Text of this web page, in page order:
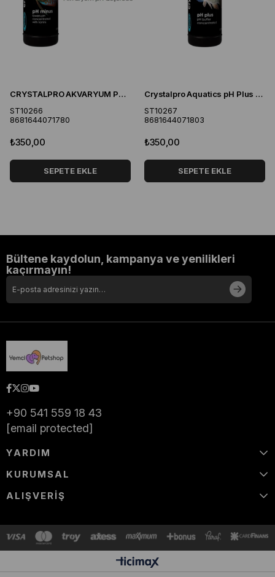
CRYSTALPRO AKVARYUM PH DÜŞÜRÜCÜ
ST10266
8681644071780
₺350,00
SEPETE EKLE
Crystalpro Aquatics pH Plus Akvaryum pH Yükseltici ve kH Tamponu Tatlı Su Deniz Akvaryumu 125 ml
ST10267
8681644071803
₺350,00
SEPETE EKLE
Bültene kaydolun, kampanya ve yenilikleri
kaçırmayın!
+90 541 559 18 43
[email protected]
YARDIM
KURUMSAL
ALIŞVERİŞ